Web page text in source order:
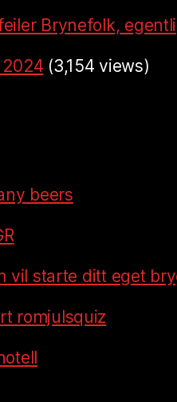
Brynefolk,
2024 (3,154 views)
beers
vil starte ditt eget
romjulsquiz